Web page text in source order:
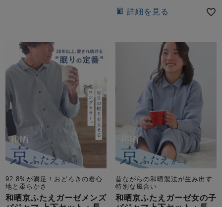
詳細を見る
92.8%が満足！おどろきの着心
地と柔らかさ
和晒京ふたえガーゼメンズ
昔ながらの和晒製法が生み出す
特別な風合い
和晒京ふたえガーゼ女の子